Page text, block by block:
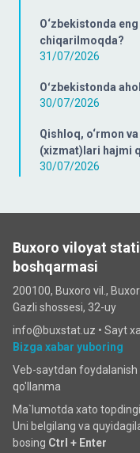
O‘zbekistonda
chiqarilmoqda?
31/07/2026
Oʻzbekistonda
30/07/2026
Qishloq, o‘rmon
(xizmat)lari hajmi
30/07/2026
Buxoro viloyat
boshqarmasi
200100, Buxoro vil.,
Gazli shossesi, 32-uy
info@buxstat.uz • Sayt
Bizga xabar yuboring
Veb-saytdan foydalanish
qo'llanma
Ma`lumotda xato
Uni belgilang va
bosing Ctrl + Enter